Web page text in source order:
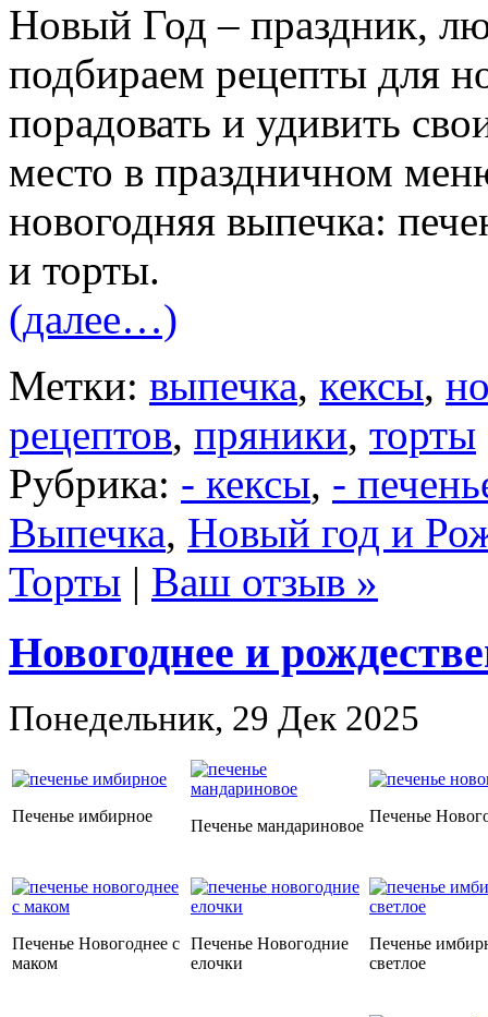
Новый Год – праздник,
подбираем рецепты для
порадовать и удивить
место в праздничном
новогодняя выпечка:
и торты.
(далее…)
Метки: выпечка, кексы,
рецептов, пряники, торты
Рубрика: - кексы, -
Выпечка, Новый год и
Торты | Ваш отзыв »
Новогоднее и
Понедельник, 29 Дек 2025
Печенье имбирное
Печенье мандариновое
Печенье
Печенье Новогоднее с
маком
Печенье Новогодние
елочки
Печенье
светлое